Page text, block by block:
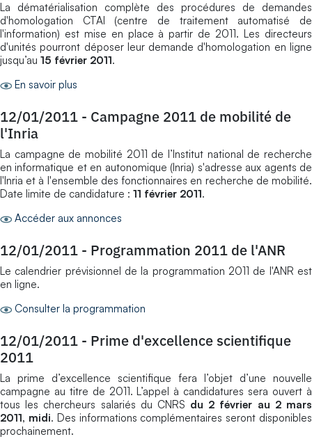
La dématérialisation complète des procédures de demandes
d'homologation CTAI (centre de traitement automatisé de
l'information) est mise en place à partir de 2011. Les directeurs
d'unités pourront déposer leur demande d'homologation en ligne
jusqu’au 15 février 2011.
En savoir plus
12/01/2011 - Campagne 2011 de mobilité de
l'Inria
La campagne de mobilité 2011 de l’Institut national de recherche
en informatique et en autonomique (Inria) s'adresse aux agents de
l'Inria et à l'ensemble des fonctionnaires en recherche de mobilité.
Date limite de candidature : 11 février 2011.
Accéder aux annonces
12/01/2011 - Programmation 2011 de l'ANR
Le calendrier prévisionnel de la programmation 2011 de l'ANR est
en ligne.
Consulter la programmation
12/01/2011 - Prime d'excellence scientifique
2011
La prime d’excellence scientifique fera l’objet d’une nouvelle
campagne au titre de 2011. L’appel à candidatures sera ouvert à
tous les chercheurs salariés du CNRS du 2 février au 2 mars
2011, midi. Des informations complémentaires seront disponibles
prochainement.